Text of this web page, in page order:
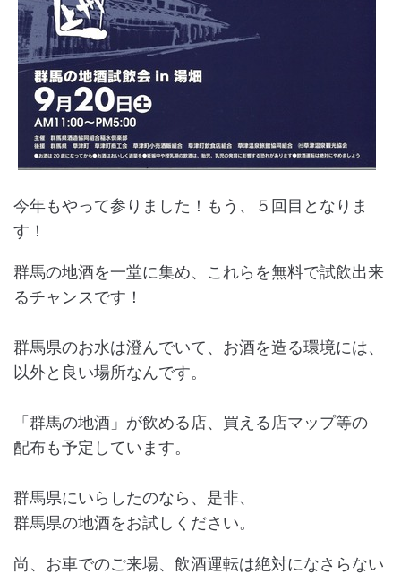
今年もやって参りました！もう、５回目となりま
す！
群馬の地酒を一堂に集め、これらを無料で試飲出来
るチャンスです！
群馬県のお水は澄んでいて、お酒を造る環境には、
以外と良い場所なんです。
「群馬の地酒」が飲める店、買える店マップ等の
配布も予定しています。
群馬県にいらしたのなら、是非、
群馬県の地酒をお試しください。
尚、お車でのご来場、飲酒運転は絶対になさらない